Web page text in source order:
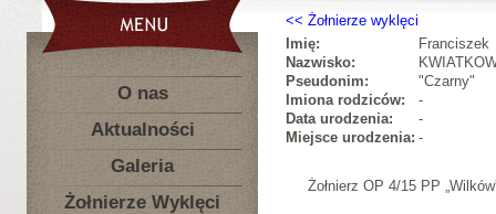
O nas
Aktualności
Galeria
Żołnierze Wyklęci
Żołnierze wyklęci
Imię:
Franciszek
Nazwisko:
Pseudonim:
"Czarny"
Imiona rodziców:
-
Data urodzenia:
-
Miejsce urodzenia: -
Żołnierz OP 4/15 PP